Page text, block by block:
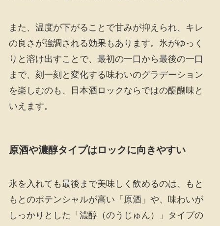
また、温度が下がることで甘みが抑えられ、キレ
の良さが強調される効果もあります。氷がゆっく
りと溶け出すことで、最初の一口から最後の一口
まで、刻一刻と変化する味わいのグラデーション
を楽しむのも、日本酒ロックならではの醍醐味と
いえます。
原酒や濃醇タイプはロックに向きやすい
氷を入れても最後まで美味しく飲めるのは、もと
もとのポテンシャルが高い「原酒」や、味わいが
しっかりとした「濃醇（のうじゅん）」タイプの